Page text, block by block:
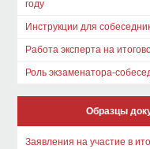
году
Инструкции для
Работа эксперта на
Роль экзаменатора-
Образцы
Заявления на участие в